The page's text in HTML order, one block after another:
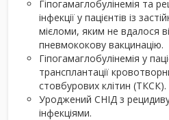
Гіпогамаглобулінемія та
інфекції у пацієнтів із
мієломи, яким не вдалося
пневмококову вакцинацію.
Гіпогамаглобулінемія у
трансплантації
стовбурових клітин (ТКСК).
Уроджений СНІД з
інфекціями.